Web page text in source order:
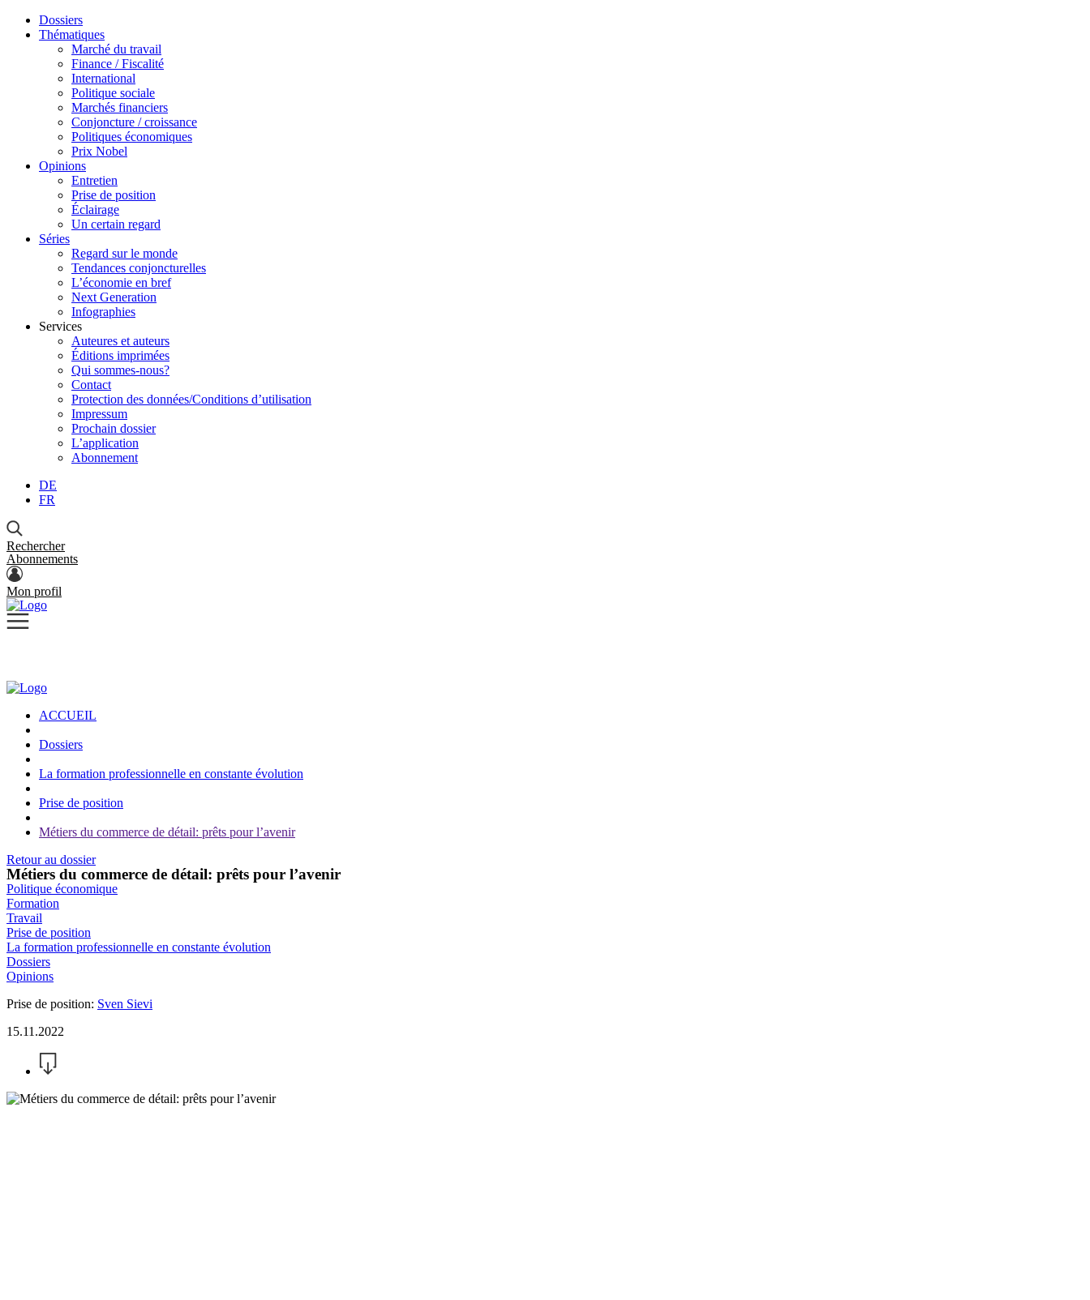
Dossiers
Thématiques
Marché du travail
Finance / Fiscalité
International
Politique sociale
Marchés financiers
Conjoncture / croissance
Politiques économiques
Prix Nobel
Opinions
Entretien
Prise de position
Éclairage
Un certain regard
Séries
Regard sur le monde
Tendances conjoncturelles
L’économie en bref
Next Generation
Infographies
Services
Auteures et auteurs
Éditions imprimées
Qui sommes-nous?
Contact
Protection des données/Conditions d’utilisation
Impressum
Prochain dossier
L’application
Abonnement
DE
FR
Rechercher
Abonnements
Mon profil
ACCUEIL
Dossiers
La formation professionnelle en constante évolution
Prise de position
Métiers du commerce de détail: prêts pour l’avenir
Retour au dossier
Métiers du commerce de détail: prêts pour l’avenir
Politique économique
Formation
Travail
Prise de position
La formation professionnelle en constante évolution
Dossiers
Opinions
Prise de position: Sven Sievi
15.11.2022